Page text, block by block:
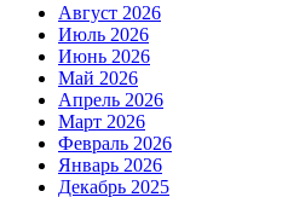
Август 2026
Июль 2026
Июнь 2026
Май 2026
Апрель 2026
Март 2026
Февраль 2026
Январь 2026
Декабрь 2025